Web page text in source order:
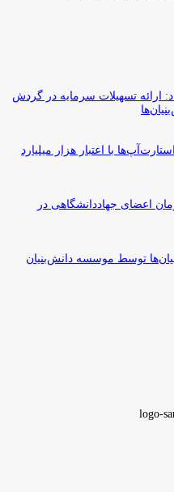
ارائه تسهیلات سرمایه در گردش
با اعتبار هزار میلیارد
اعضای جهاددانشگاهی در
توسط موسسه دانش‌بنیان